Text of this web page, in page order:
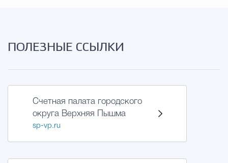
ПОЛЕЗНЫЕ ССЫЛКИ
Счетная палата городского
округа Верхняя Пышма
sp-vp.ru